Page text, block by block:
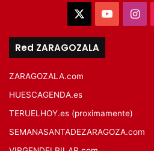
YouTube
Red ZARAGOZALA
ZARAGOZALA.com
HUESCAGENDA.es
TERUELHOY.es (proximamente)
SEMANASANTADEZARAGOZA.com